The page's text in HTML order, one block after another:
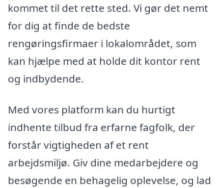
kommet til det rette sted. Vi gør det nemt
for dig at finde de bedste
rengøringsfirmaer i lokalområdet, som
kan hjælpe med at holde dit kontor rent
og indbydende.
Med vores platform kan du hurtigt
indhente tilbud fra erfarne fagfolk, der
forstår vigtigheden af et rent
arbejdsmiljø. Giv dine medarbejdere og
besøgende en behagelig oplevelse, og lad